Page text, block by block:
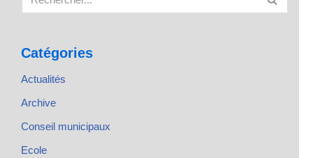
Catégories
Actualités
Archive
Conseil municipaux
Ecole